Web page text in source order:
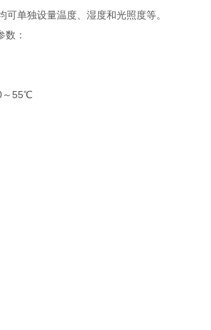
单独设量温度、湿度和光照度等。
数：
～55℃